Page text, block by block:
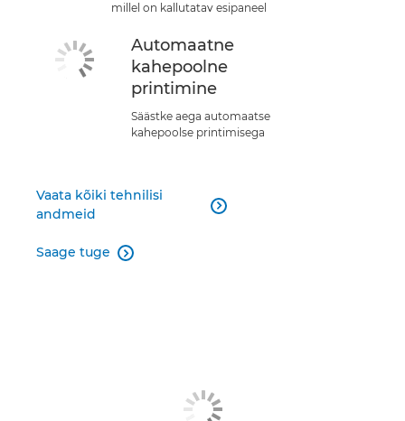
millel on kallutatav esipaneel
Automaatne
kahepoolne
printimine
Säästke aega automaatse
kahepoolse printimisega
Vaata kõiki tehnilisi
andmeid

Saage tuge 